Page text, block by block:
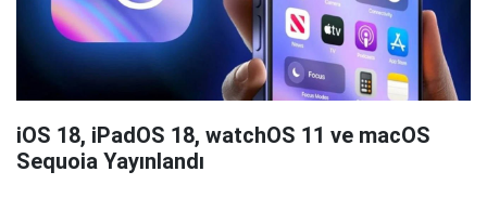
iOS 18, iPadOS 18, watchOS 11 ve macOS
Sequoia Yayınlandı